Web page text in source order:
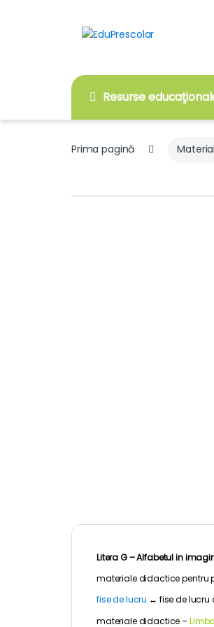
Resurse
Prima pagină
Litera G – Alfabetul in
materiale didactice pentru
fise de lucru ↔ fise de lucru
materiale didactice –